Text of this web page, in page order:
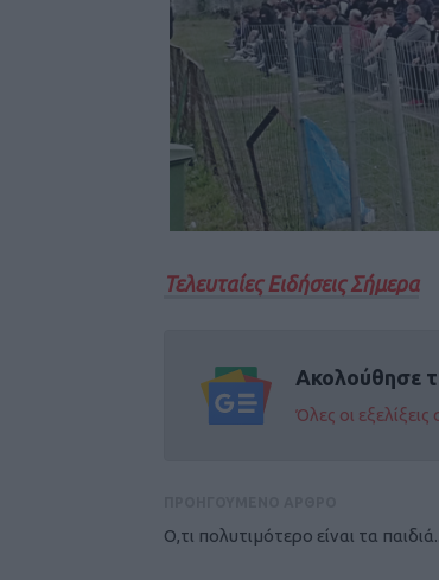
Τελευταίες Ειδήσεις Σήμερα
Ακολούθησε
Όλες οι
Ο,τι πολυτιμότερο είναι τα